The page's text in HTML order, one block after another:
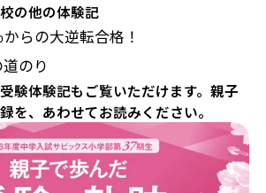
の他の体験記
らの大逆転合格！
のり
験体験記もご覧いただけます。親子
を、あわせてお読みください。